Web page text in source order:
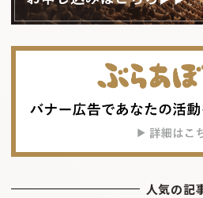
人気の記